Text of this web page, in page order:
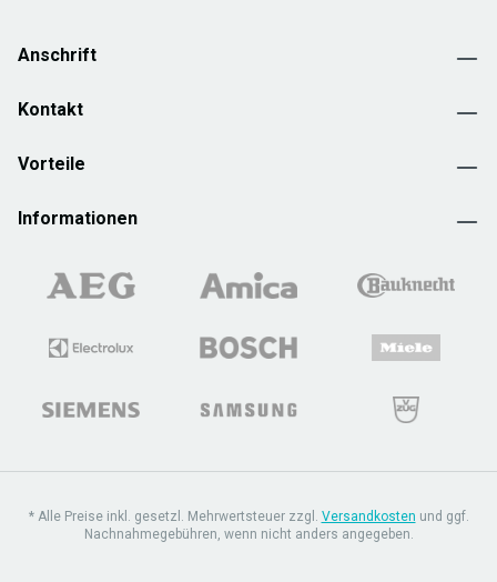
Anschrift
Kontakt
Vorteile
Informationen
* Alle Preise inkl. gesetzl. Mehrwertsteuer zzgl. Versandkosten und ggf.
Nachnahmegebühren, wenn nicht anders angegeben.